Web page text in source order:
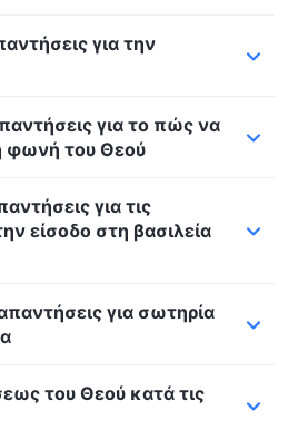
για την
για το πώς να
φωνή του Θεού
για τις
είσοδο στη βασιλεία
για σωτηρία
του Θεού κατά τις